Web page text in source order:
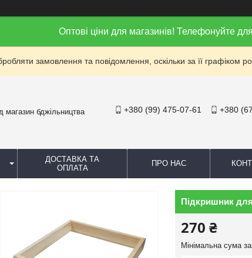
Оптові ціни для магазинів! Телефонуйте
замовлення та повідомлення, оскільки за її графіком
магазин бджільництва +380 (99) 475-07-61 +380
ДОСТАВКА ТА
ОПЛАТА
ПРО НАС
Підкришник
270 ₴
Мінімальна сума